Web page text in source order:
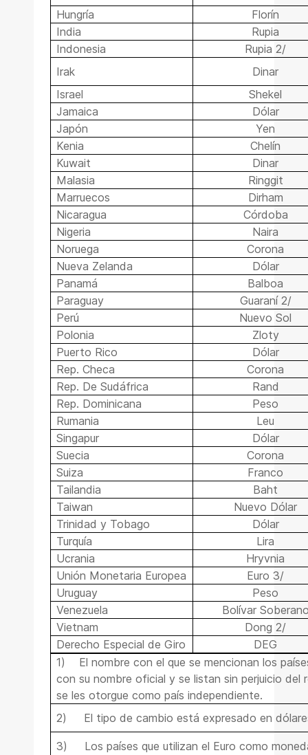
Hungría
Florín
India
Rupia
Indonesia
Rupia 2/
Irak
Dinar
Israel
Shekel
Jamaica
Dólar
Japón
Yen
Kenia
Chelín
Kuwait
Dinar
Malasia
Ringgit
Marruecos
Dirham
Nicaragua
Córdoba
Nigeria
Naira
Noruega
Corona
Nueva Zelanda
Dólar
Panamá
Balboa
Paraguay
Guaraní 2/
Perú
Nuevo Sol
Polonia
Zloty
Puerto Rico
Dólar
Rep. Checa
Corona
Rep. De Sudáfrica
Rand
Rep. Dominicana
Peso
Rumania
Leu
Singapur
Dólar
Suecia
Corona
Suiza
Franco
Tailandia
Baht
Taiwan
Nuevo Dólar
Trinidad y Tobago
Dólar
Turquía
Lira
Ucrania
Hryvnia
Unión Monetaria Europea
Euro 3/
Uruguay
Peso
Venezuela
Bolívar
Vietnam
Dong 2/
Derecho Especial de Giro
DEG
1)
El nombre con el que se mencionan los
con su nombre oficial y se listan sin perjuicio del
se les otorgue como país independiente.
2)
El tipo de cambio está expresado en
3)
Los países que utilizan el Euro como